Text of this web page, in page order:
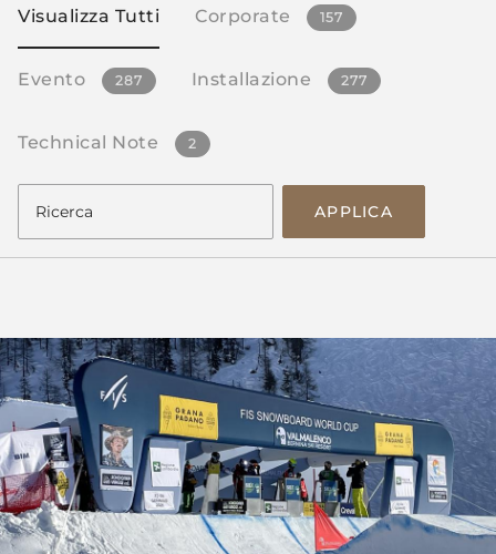
Visualizza Tutti Corporate 157
Evento 287 Installazione 277
Technical Note 2
APPLICA